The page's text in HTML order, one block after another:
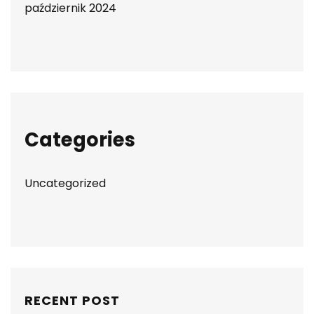
październik 2024
Categories
Uncategorized
RECENT POST